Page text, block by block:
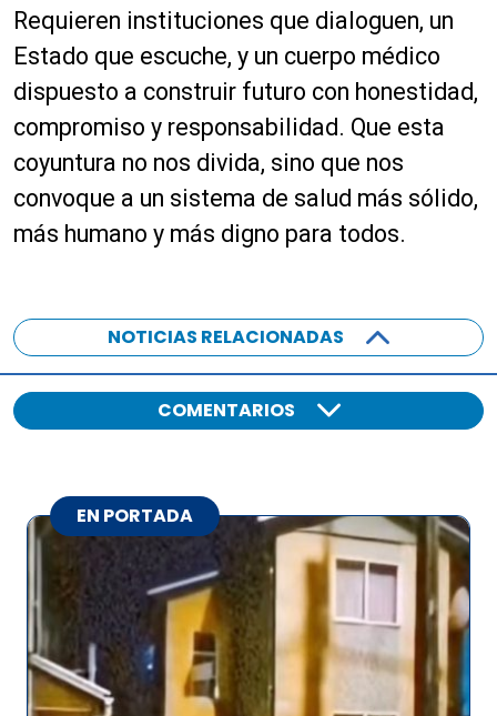
Requieren instituciones que dialoguen, un
Estado que escuche, y un cuerpo médico
dispuesto a construir futuro con honestidad,
compromiso y responsabilidad. Que esta
coyuntura no nos divida, sino que nos
convoque a un sistema de salud más sólido,
más humano y más digno para todos.
NOTICIAS RELACIONADAS
COMENTARIOS
EN PORTADA